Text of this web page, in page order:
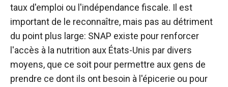
taux d'emploi ou l'indépendance fiscale. Il est
important de le reconnaître, mais pas au détriment
du point plus large: SNAP existe pour renforcer
l'accès à la nutrition aux États-Unis par divers
moyens, que ce soit pour permettre aux gens de
prendre ce dont ils ont besoin à l'épicerie ou pour